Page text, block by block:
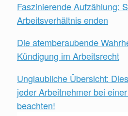
Faszinierende Aufzählung:
Arbeitsverhältnis enden
Die atemberaubende
Kündigung im Arbeitsrecht
Unglaubliche Übersicht:
jeder Arbeitnehmer bei
beachten!